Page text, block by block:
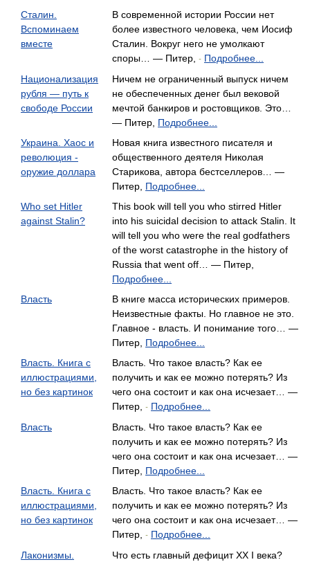
Сталин.
Вспоминаем
вместе
В современной истории России нет
более известного человека, чем Иосиф
Сталин. Вокруг него не умолкают
споры… — Питер,
- Подробнее...
Национализация
рубля — путь к
свободе России
Ничем не ограниченный выпуск ничем
не обеспеченных денег был вековой
мечтой банкиров и ростовщиков. Это…
— Питер, Подробнее...
Украина. Хаос и
революция -
оружие доллара
Новая книга известного писателя и
общественного деятеля Николая
Старикова, автора бестселлеров… —
Питер, Подробнее...
Who set Hitler
against Stalin?
This book will tell you who stirred Hitler
into his suicidal decision to attack Stalin. It
will tell you who were the real godfathers
of the worst catastrophe in the history of
Russia that went off… — Питер,
Подробнее...
Власть
В книге масса исторических примеров.
Неизвестные факты. Но главное не это.
Главное - власть. И понимание того… —
Питер, Подробнее...
Власть. Книга с
иллюстрациями,
но без картинок
Власть. Что такое власть? Как ее
получить и как ее можно потерять? Из
чего она состоит и как она исчезает… —
Питер,
- Подробнее...
Власть
Власть. Что такое власть? Как ее
получить и как ее можно потерять? Из
чего она состоит и как она исчезает… —
Питер, Подробнее...
Власть. Книга с
иллюстрациями,
но без картинок
Власть. Что такое власть? Как ее
получить и как ее можно потерять? Из
чего она состоит и как она исчезает… —
Питер,
- Подробнее...
Лаконизмы.
Что есть главный дефицит ХХ I века?